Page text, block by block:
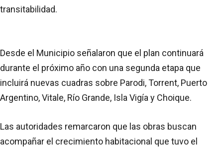
transitabilidad.
Desde el Municipio señalaron que el plan continuará
durante el próximo año con una segunda etapa que
incluirá nuevas cuadras sobre Parodi, Torrent, Puerto
Argentino, Vitale, Río Grande, Isla Vigía y Choique.
Las autoridades remarcaron que las obras buscan
acompañar el crecimiento habitacional que tuvo el